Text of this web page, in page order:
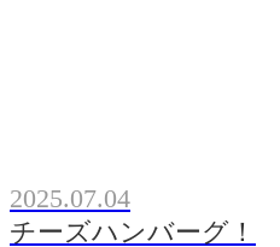
2025.07.04
チーズハンバーグ！